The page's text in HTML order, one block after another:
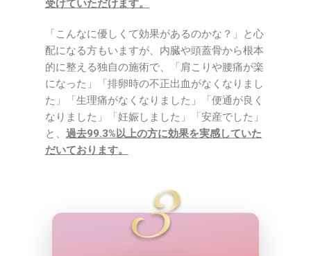
受けていただけます。
「こんなに優しくて効果があるのかな？」と心
配になる方もいますが、内臓や頭蓋骨から根本
的に整える独自の施術で、「肩こりや腰痛が楽
になった」「排卵時の不正出血がなくなりまし
た」「生理痛がなくなりました」「便通が良く
なりました」「妊娠しました」「安産でした」
と、 過去99.3%以上の方に効果を実感していた
だいております。